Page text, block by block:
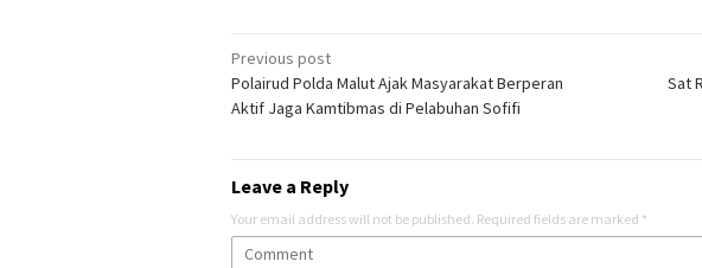
Post
navigation
Previous post
Polairud Polda Malut Ajak Masyarakat Berperan
Aktif Jaga Kamtibmas di Pelabuhan Sofifi
Sat
Leave a Reply
Your email address will not be published. Required fields are marked *